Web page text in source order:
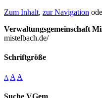
Zum Inhalt, zur Navigation
Verwaltungsgemeinschaft
mistelbach.de/
Schriftgröße
A A A
Suche VGem